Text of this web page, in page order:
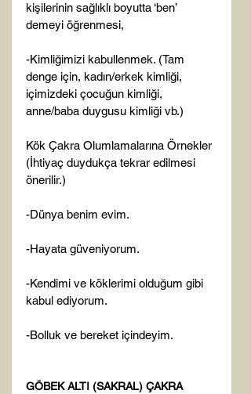
kişilerinin sağlıklı boyutta ‘ben’
demeyi öğrenmesi,
-Kimliğimizi kabullenmek. (Tam
denge için, kadın/erkek kimliği,
içimizdeki çocuğun kimliği,
anne/baba duygusu kimliği vb.)
Kök Çakra Olumlamalarına Örnekler
(İhtiyaç duydukça tekrar edilmesi
önerilir.)
-Dünya benim evim.
-Hayata güveniyorum.
-Kendimi ve köklerimi olduğum gibi
kabul ediyorum.
-Bolluk ve bereket içindeyim.
GÖBEK ALTI (SAKRAL) ÇAKRA